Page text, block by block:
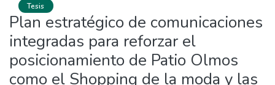
Tesis
Plan estratégico de comunicaciones
integradas para reforzar el
posicionamiento de Patio Olmos
como el Shopping de la moda y las